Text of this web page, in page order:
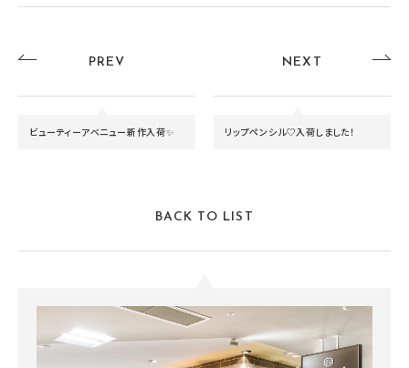
PREV
ビューティーアベニュー新作入荷✨
NEXT
リップペンシル♡入荷しました！
BACK TO LIST